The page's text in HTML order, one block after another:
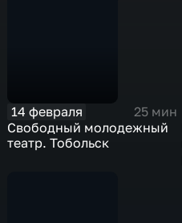
14 февраля
25 мин
Свободный молодежный
театр. Тобольск